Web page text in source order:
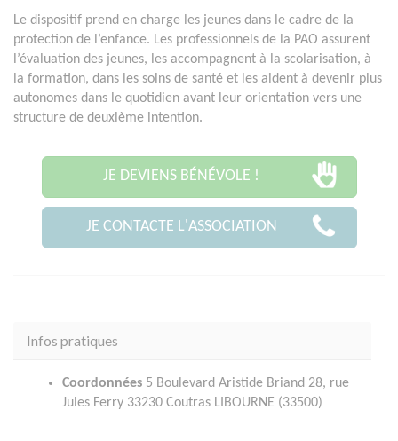
Le dispositif prend en charge les jeunes dans le cadre de la
protection de l’enfance. Les professionnels de la PAO assurent
l’évaluation des jeunes, les accompagnent à la scolarisation, à
la formation, dans les soins de santé et les aident à devenir plus
autonomes dans le quotidien avant leur orientation vers une
structure de deuxième intention.
JE DEVIENS BÉNÉVOLE !
JE CONTACTE L'ASSOCIATION
Infos pratiques
Coordonnées 5 Boulevard Aristide Briand 28, rue
Jules Ferry 33230 Coutras LIBOURNE (33500)